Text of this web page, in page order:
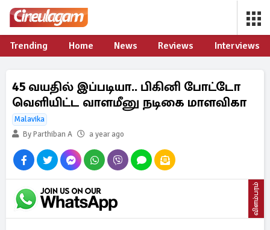
Trending Home News Reviews Interviews
45 வயதில் இப்படியா.. பிகினி போட்டோ
வெளியிட்ட வாளமீனு நடிகை மாளவிகா
Malavika
By Parthiban A
a year ago
விளம்பரம்